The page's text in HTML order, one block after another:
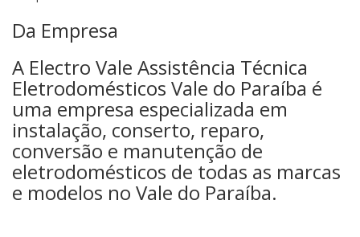
Da Empresa
A Electro Vale Assistência Técnica
Eletrodomésticos Vale do Paraíba é
uma empresa especializada em
instalação, conserto, reparo,
conversão e manutenção de
eletrodomésticos de todas as marcas
e modelos no Vale do Paraíba.